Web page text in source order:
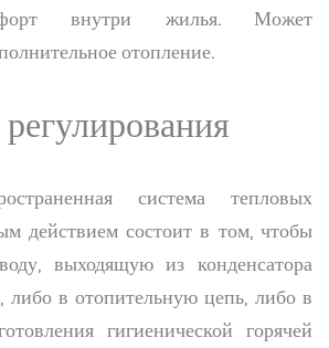
внутри жилья. Может
отопление.
система тепловых
действием состоит в том, чтобы
выходящую из конденсатора
либо в отопительную цепь, либо в
гигиенической горячей